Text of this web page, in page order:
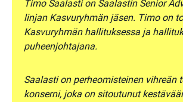
Timo Saalasti on Saalastin Senior
linjan Kasvuryhmän jäsen. Timo on
Kasvuryhmän hallituksessa ja
puheenjohtajana.
Saalasti on perheomisteinen vihreän
konserni, joka on sitoutunut